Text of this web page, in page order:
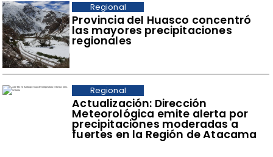
Provincia del Huasco concentró
las mayores precipitaciones
regionales
Regional
Actualización: Dirección
Meteorológica emite alerta por
precipitaciones moderadas a
fuertes en la Región de Atacama
Regional